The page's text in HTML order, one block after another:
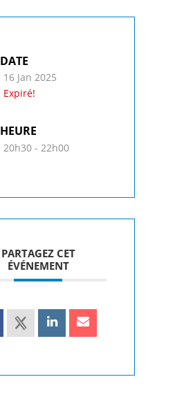
DATE
16 Jan 2025
Expiré!
HEURE
20h30 - 22h00
PARTAGEZ CET
ÉVÉNEMENT